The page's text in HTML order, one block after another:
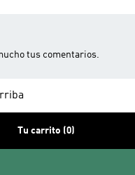
tus comentarios.
Tu carrito (0)